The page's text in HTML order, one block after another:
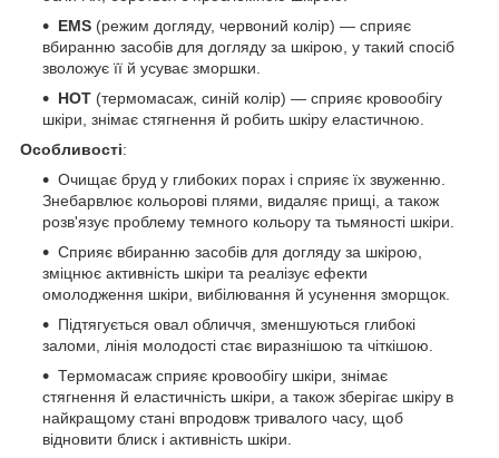
EMS (режим догляду, червоний колір) — сприяє
вбиранню засобів для догляду за шкірою, у такий спосіб
зволожує її й усуває зморшки.
HOT (термомасаж, синій колір) — сприяє кровообігу
шкіри, знімає стягнення й робить шкіру еластичною.
Особливості:
Очищає бруд у глибоких порах і сприяє їх звуженню.
Знебарвлює кольорові плями, видаляє прищі, а також
розв'язує проблему темного кольору та тьмяності шкіри.
Сприяє вбиранню засобів для догляду за шкірою,
зміцнює активність шкіри та реалізує ефекти
омолодження шкіри, вибілювання й усунення зморщок.
Підтягується овал обличчя, зменшуються глибокі
заломи, лінія молодості стає виразнішою та чіткішою.
Термомасаж сприяє кровообігу шкіри, знімає
стягнення й еластичність шкіри, а також зберігає шкіру в
найкращому стані впродовж тривалого часу, щоб
відновити блиск і активність шкіри.